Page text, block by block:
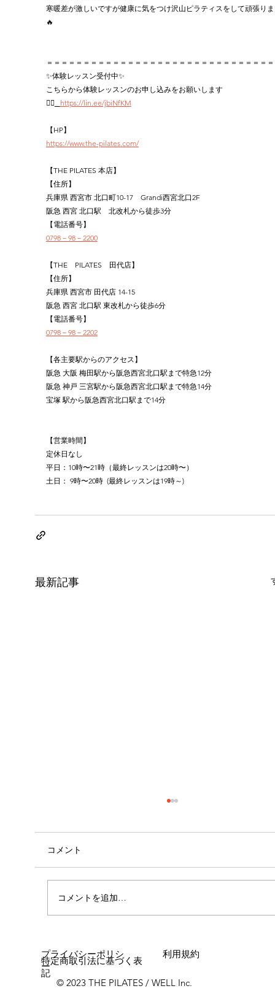
寒暖差が激しいですが健康に気をつけ沢山ピラティスをして頑張り
🔥
＝＝＝＝＝＝＝＝＝＝＝＝＝＝＝＝＝＝＝＝＝＝＝＝＝＝＝＝＝＝
✨体験レッスン受付中✨
こちらから体験レッスンのお申し込みをお願いします
👉🏻
https://lin.ee/jbiNfKM
【HP】
https://www.the-pilates.com/
【THE PILATES 本店】
【住所】
兵庫県 西宮市 北口町10-17　Grandi西宮北口2F
阪急 西宮 北口駅　北改札から徒歩3分
【電話番号】
0798－98－2200
【THE　PILATES　田代店】
【住所】
兵庫県 西宮市 田代店 14-15
阪急 西宮 北口駅 東改札から徒歩6分
【電話番号】
0798－98－2202
【各主要駅からのアクセス】
阪急 大阪 梅田駅から阪急西宮北口駅まで特急12分
阪急 神戸 三宮駅から阪急西宮北口駅まで特急14分
宝塚 駅から阪急西宮北口駅まで14分
【営業時間】
定休日なし
平日：10時〜21時（最終レッスンは20時〜）
土日： 9時〜20時  (最終レッスンは19時～)
最新記事
呼吸が身体に与える影響🧍🏻①
コメント
コメントを追加…
© 2023 THE PILATES / WELL Inc.
プライバシーポリシ
ー
利用規約
特定商取引法に基づく表
記